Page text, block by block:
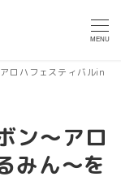
MENU
ロハフェスティバルin
ン～アロ
みん～を